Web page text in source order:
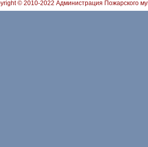
© 2010-2022 Администрация Пожарского